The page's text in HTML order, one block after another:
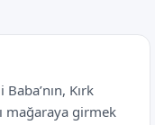
Kırk
mağaraya girmek